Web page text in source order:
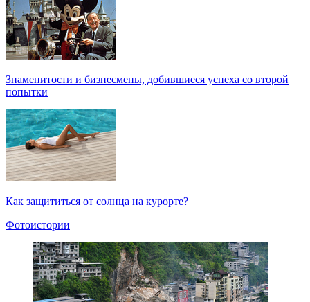
Знаменитости и бизнесмены, добившиеся успеха со второй
попытки
Как защититься от солнца на курорте?
Фотоистории